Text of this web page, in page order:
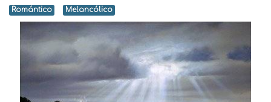
Romántico Melancólico